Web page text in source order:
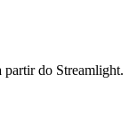
partir do Streamlight.